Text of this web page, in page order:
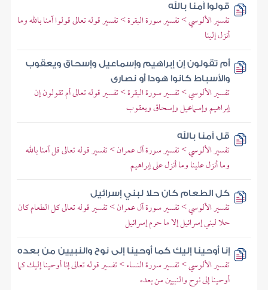
قولوا آمنا بالله
تفسير الألوسي > تفسير سورة البقرة > تفسير قوله تعالى قولوا آمنا بالله وما
أنزل إلينا
أم تقولون إن إبراهيم وإسماعيل وإسحاق ويعقوب
والأسباط كانوا هودا أو نصارى
تفسير الألوسي > تفسير سورة البقرة > تفسير قوله تعالى أم تقولون إن
إبراهيم وإسماعيل وإسحاق ويعقوب
قل آمنا بالله
تفسير الألوسي > تفسير سورة آل عمران > تفسير قوله تعالى قل آمنا بالله
وما أنزل علينا وما أنزل على إبراهيم
كل الطعام كان حلا لبني إسرائيل
تفسير الألوسي > تفسير سورة آل عمران > تفسير قوله تعالى كل الطعام كان
حلا لبني إسرائيل إلا ما حرم إسرائيل
إنا أوحينا إليك كما أوحينا إلى نوح والنبيين من بعده
تفسير الألوسي > تفسير سورة النساء > تفسير قوله تعالى إنا أوحينا إليك كما
أوحينا إلى نوح والنبيين من بعده